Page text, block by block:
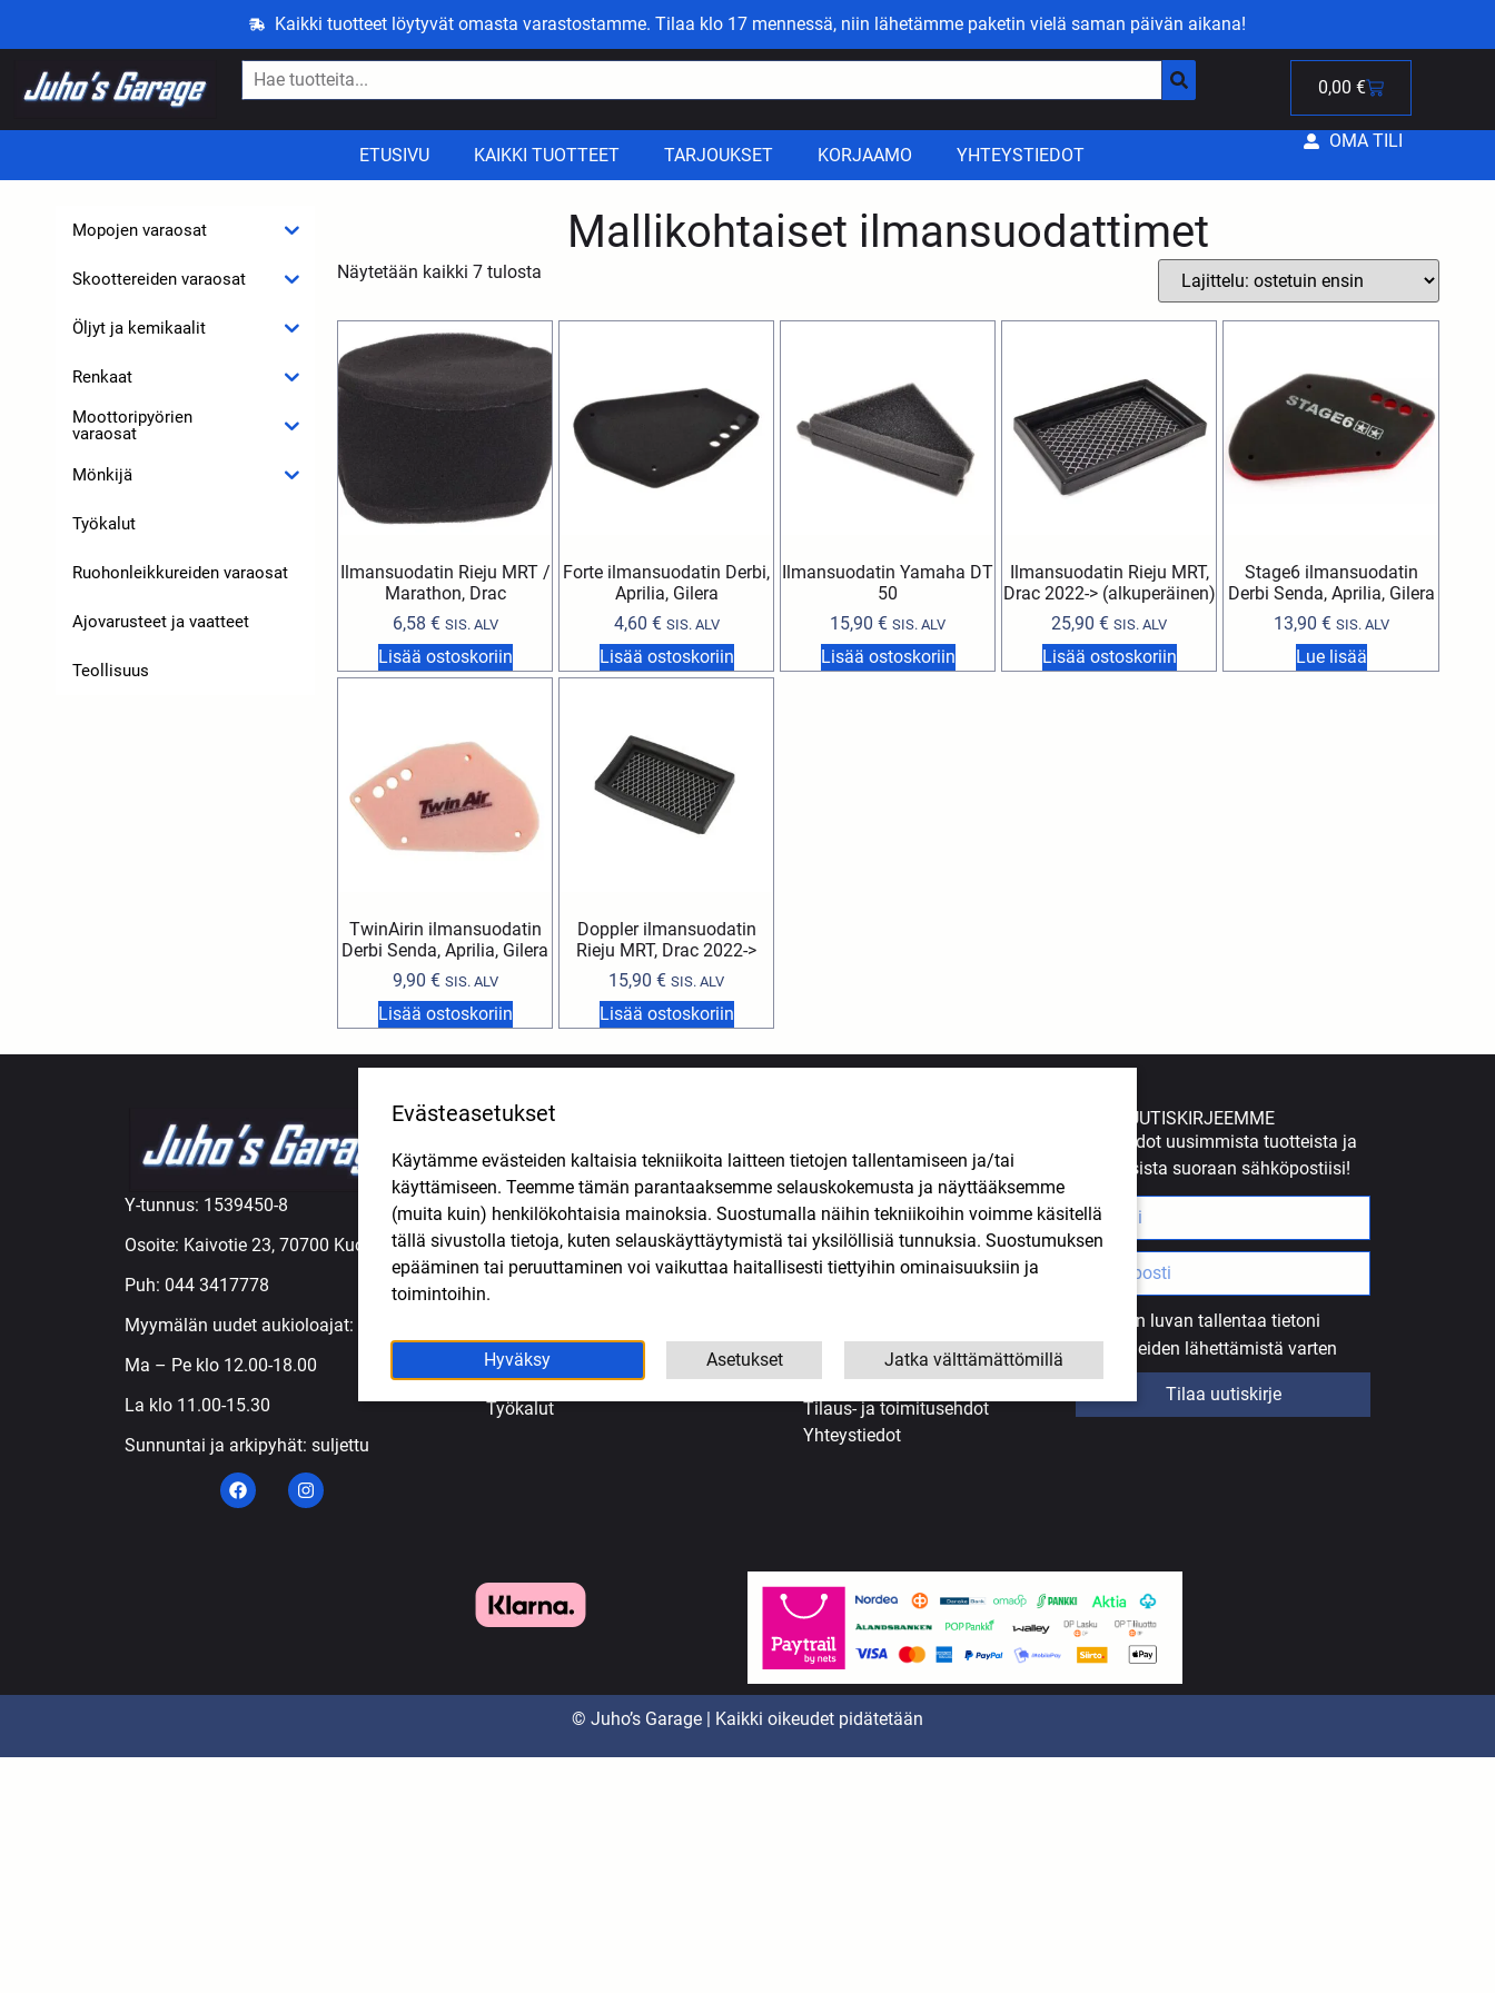
Kaikki tuotteet löytyvät omasta varastostamme. Tilaa klo 17 mennessä, niin lähetämme paketin vielä saman päivän aikana!
0,00 €
ETUSIVU KAIKKI TUOTTEET TARJOUKSET KORJAAMO YHTEYSTIEDOT
OMA TILI
Mopojen varaosat
Skoottereiden varaosat
Öljyt ja kemikaalit
Renkaat
Moottoripyörien
varaosat
Mönkijä
Työkalut
Ruohonleikkureiden varaosat
Ajovarusteet ja vaatteet
Teollisuus
Mallikohtaiset ilmansuodattimet
Näytetään kaikki 7 tulosta
Ilmansuodatin Rieju MRT /
Marathon, Drac
6,58 € SIS. ALV
Lisää ostoskoriin
Forte ilmansuodatin Derbi,
Aprilia, Gilera
4,60 € SIS. ALV
Lisää ostoskoriin
Ilmansuodatin Yamaha DT
50
15,90€ SIS. ALV
Lisää ostoskoriin
Ilmansuodatin Rieju MRT,
Drac 2022-> (alkuperäinen)
25,90€ SIS. ALV
Lisää ostoskoriin
Stage6 ilmansuodatin
Derbi Senda, Aprilia, Gilera
13,90 € SIS. ALV
Lue lisää
TwinAirin ilmansuodatin
Derbi Senda, Aprilia, Gilera
9,90 € SIS. ALV
Lisää ostoskoriin
Doppler ilmansuodatin
Rieju MRT, Drac 2022->
15,90€ SIS. ALV
Lisää ostoskoriin
Y-tunnus: 1539450-8
Osoite: Kaivotie 23, 70700 Kuopio
Puh: 044 3417778
Myymälän uudet aukioloajat:
Ma – Pe klo 12.00-18.00
La klo 11.00-15.30
Sunnuntai ja arkipyhät: suljettu
TUOTEVALIKOIMA
Ajovarusteet ja vaatteet
Mönkijä
Moottoripyörien varaosat
Mopojen varaosat
Öljyt ja kemikaalit
Renkaat
Skoottereiden varaosat
Teollisuus
Työkalut
Etusivu
Evästekäytäntö (EU)
Kassa
Kauppa
Korjaamo Kuopiossa
Tietosuojaseloste
Tilaus- ja toimitusehdot
Yhteystiedot
TILAA UUTISKIRJEEMME
Saat tiedot uusimmista tuotteista ja
tarjouksista suoraan sähköpostiisi!
Annan luvan tallentaa tietoni
uutiskirjeiden lähettämistä varten
Tilaa uutiskirje
© Juho’s Garage | Kaikki oikeudet pidätetään
Evästeasetukset
Käytämme evästeiden kaltaisia tekniikoita laitteen tietojen tallentamiseen ja/tai
käyttämiseen. Teemme tämän parantaaksemme selauskokemusta ja näyttääksemme
(muita kuin) henkilökohtaisia mainoksia. Suostumalla näihin tekniikoihin voimme käsitellä
tällä sivustolla tietoja, kuten selauskäyttäytymistä tai yksilöllisiä tunnuksia. Suostumuksen
epääminen tai peruuttaminen voi vaikuttaa haitallisesti tiettyihin ominaisuuksiin ja
toimintoihin.
Hyväksy Asetukset Jatka välttämättömillä